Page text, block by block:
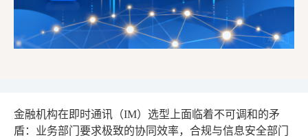
金融机构在即时通讯（IM）选型上面临着不可调和的矛
盾：业务部门要求极致的协同效率，合规与信息安全部门